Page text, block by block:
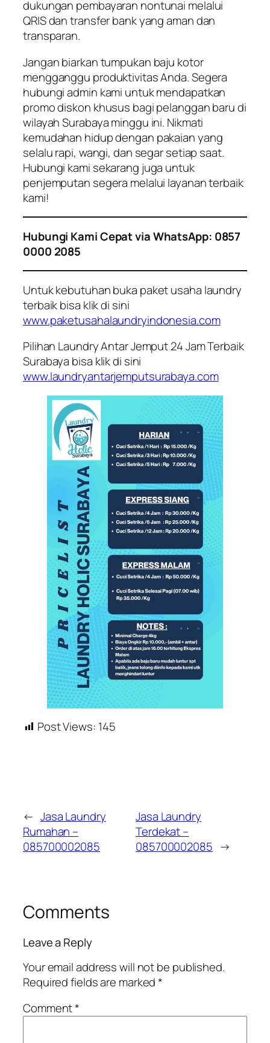
dukungan pembayaran nontunai melalui
QRIS dan transfer bank yang aman dan
transparan.
Jangan biarkan tumpukan baju kotor
mengganggu produktivitas Anda. Segera
hubungi admin kami untuk mendapatkan
promo diskon khusus bagi pelanggan baru di
wilayah Surabaya minggu ini. Nikmati
kemudahan hidup dengan pakaian yang
selalu rapi, wangi, dan segar setiap saat.
Hubungi kami sekarang juga untuk
penjemputan segera melalui layanan terbaik
kami!
Hubungi Kami Cepat via WhatsApp: 0857
0000 2085
Untuk kebutuhan buka paket usaha laundry
terbaik bisa klik di sini
www.paketusahalaundryindonesia.com
Pilihan Laundry Antar Jemput 24 Jam Terbaik
Surabaya bisa klik di sini
www.laundryantarjemputsurabaya.com
Post Views: 145
← Jasa Laundry
Rumahan –
085700002085
Jasa Laundry
Terdekat –
085700002085 →
Comments
Leave a Reply
Your email address will not be published.
Required fields are marked*
Comment*